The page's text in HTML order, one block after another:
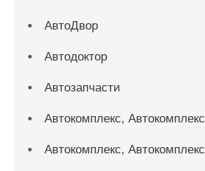
АвтоДвор
Автодоктор
Автозапчасти
Автокомплекс, Автокомплекс
Автокомплекс, Автокомплекс